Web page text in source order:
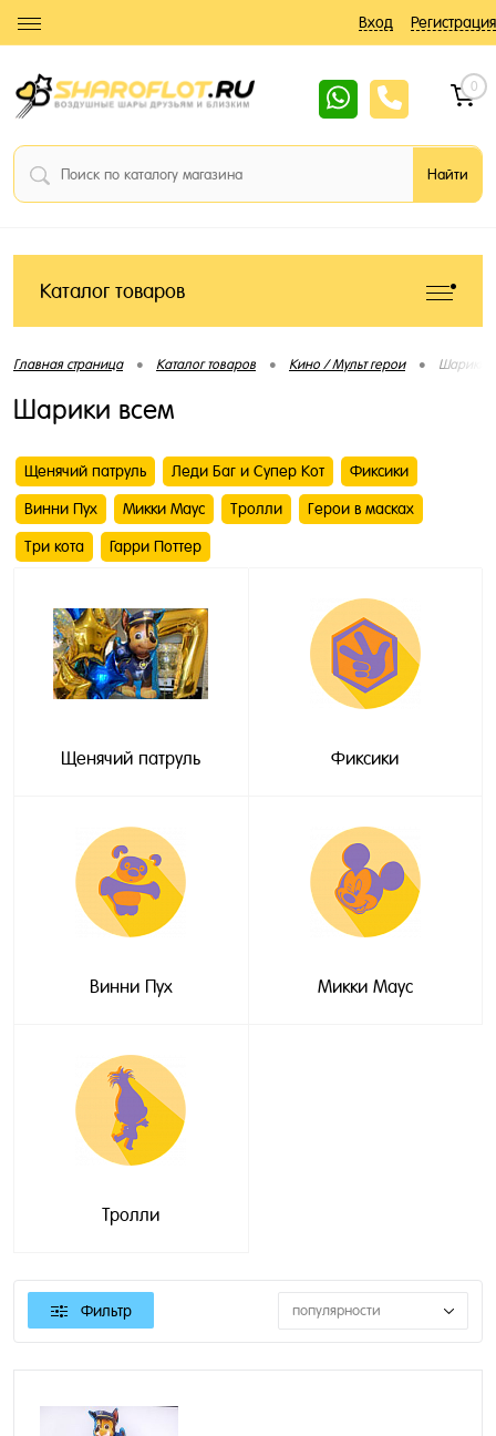
Вход Регистрация
0
Каталог товаров
Главная страница • Каталог товаров • Кино / Мульт герои • Шарики
Шарики всем
Щенячий патруль Леди Баг и Супер Кот Фиксики
Винни Пух Микки Маус Тролли Герои в масках
Три кота Гарри Поттер
Щенячий патруль Фиксики
Винни Пух Микки Маус
Тролли
Фильтр популярности